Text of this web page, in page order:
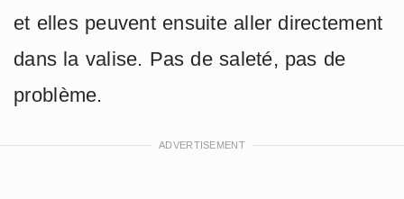
et elles peuvent ensuite aller directement
dans la valise. Pas de saleté, pas de
problème.